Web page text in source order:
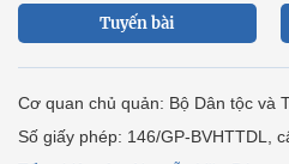
Tuyến bài
Cơ quan chủ quản: Bộ Dân tộc và
Số giấy phép: 146/GP-BVHTTDL,